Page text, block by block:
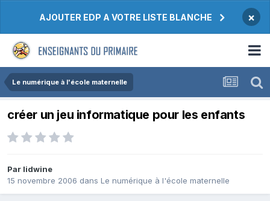
AJOUTER EDP A VOTRE LISTE BLANCHE ×
Le numérique à l'école maternelle
créer un jeu informatique pour les enfants
Par lidwine
15 novembre 2006 dans Le numérique à l'école maternelle